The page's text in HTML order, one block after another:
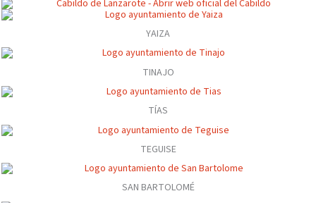
YAIZA
TINAJO
TÍAS
TEGUISE
SAN BARTOLOMÉ